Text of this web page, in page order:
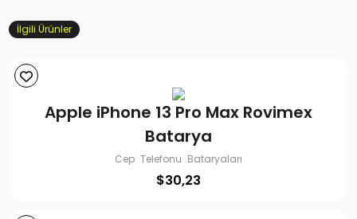
İlgili Ürünler
Apple iPhone 13 Pro Max Rovimex
Batarya
Cep Telefonu Bataryaları
$30,23